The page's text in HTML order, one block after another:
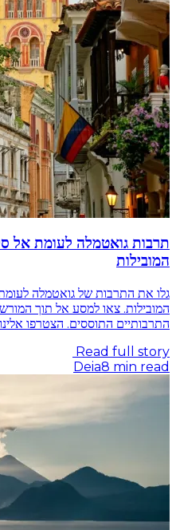
המובילות
המובילות. צאו למסע אל תוך
התרבותיים התוססים. הצטרפו
Read full story
Deia8 min read